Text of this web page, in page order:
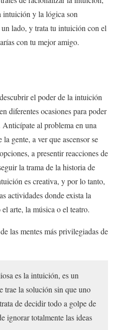
intuición y la lógica son
lado, y trata tu intuición con el
con tu mejor amigo.
el poder de la intuición
diferentes ocasiones para poder
al problema en una
gente, a ver que ascensor se
a presentir reacciones de
la trama de la historia de
es creativa, y por lo tanto,
actividades donde exista la
arte, la música o el teatro.
las mentes más privilegiadas de
es la intuición, es un
trae la solución sin que uno
de decidir todo a golpe de
ignorar totalmente las ideas